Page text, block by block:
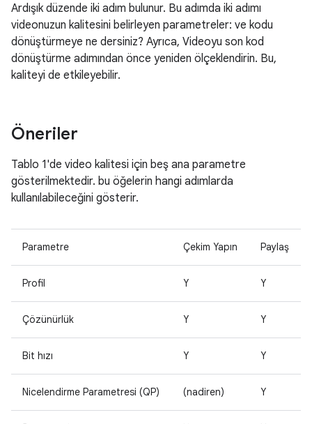
Ardışık düzende iki adım bulunur. Bu adımda iki adımı
videonuzun kalitesini belirleyen parametreler: ve kodu
dönüştürmeye ne dersiniz? Ayrıca, Videoyu son kod
dönüştürme adımından önce yeniden ölçeklendirin. Bu,
kaliteyi de etkileyebilir.
Öneriler
Tablo 1'de video kalitesi için beş ana parametre
gösterilmektedir. bu öğelerin hangi adımlarda
kullanılabileceğini gösterir.
Parametre Çekim Yapın Paylaş
Profil Y Y
Çözünürlük Y Y
Bit hızı Y Y
Nicelendirme Parametresi (QP) (nadiren) Y